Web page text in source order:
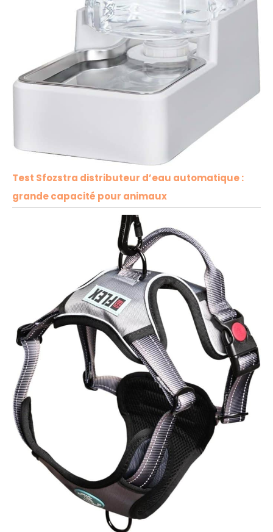
Test Sfozstra distributeur d’eau automatique :
grande capacité pour animaux